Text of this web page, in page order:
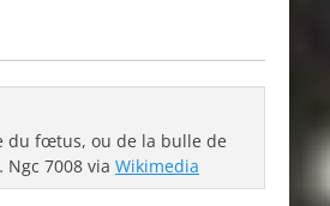
du fœtus, ou de la bulle de
7008 via Wikimedia